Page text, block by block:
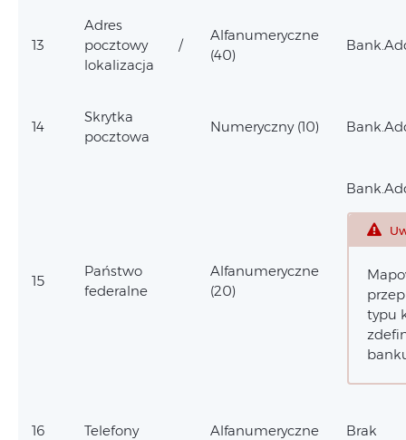
13
Adres
pocztowy /
lokalizacja
Alfanumeryczne
(40)
14
Skrytka
pocztowa
Numeryczny (10)
15
Państwo
federalne
Alfanumeryczne
(20)
typu
16 Telefony Alfanumeryczne Brak